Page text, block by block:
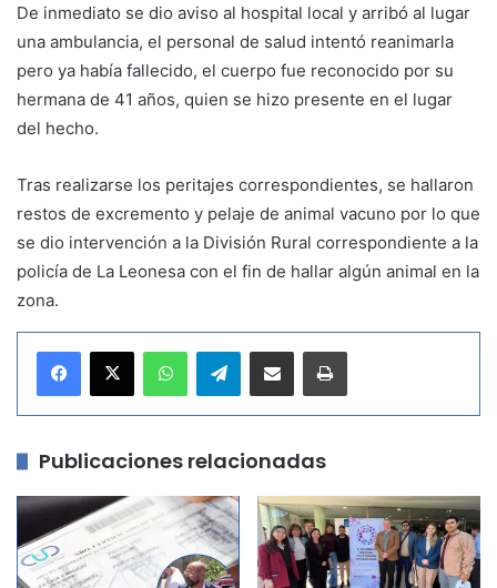
De inmediato se dio aviso al hospital local y arribó al lugar
una ambulancia, el personal de salud intentó reanimarla
pero ya había fallecido, el cuerpo fue reconocido por su
hermana de 41 años, quien se hizo presente en el lugar
del hecho.
Tras realizarse los peritajes correspondientes, se hallaron
restos de excremento y pelaje de animal vacuno por lo que
se dio intervención a la División Rural correspondiente a la
policía de La Leonesa con el fin de hallar algún animal en la
zona.
Telegram
Publicaciones relacionadas